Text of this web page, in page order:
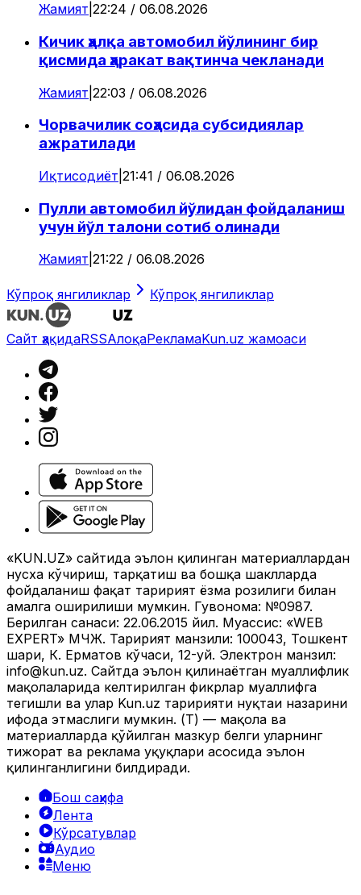
Жамият 22:24 / 06.08.2026
Кичик ҳалқа автомобил йўлининг бир
қисмида ҳаракат вақтинча чекланади
Жамият 22:03 / 06.08.2026
Чорвачилик соҳасида субсидиялар
ажратилади
Иқтисодиёт 21:41 / 06.08.2026
Пулли автомобил йўлидан фойдаланиш
учун йўл талони сотиб олинади
Жамият 21:22 / 06.08.2026
Кўпроқ янгиликлар Кўпроқ янгиликлар
Сайт ҳақидаRSSАлоқаРекламаKun.uz жамоаси
«KUN.UZ» сайтида эълон қилинган материаллардан
нусха кўчириш, тарқатиш ва бошқа шаклларда
фойдаланиш фақат таҳририят ёзма розилиги билан
амалга оширилиши мумкин. Гувоҳнома: №0987.
Берилган санаси: 22.06.2015 йил. Муассис: «WEB
EXPERT» МЧЖ. Таҳририят манзили: 100043, Тошкент
шаҳри, К. Ерматов кўчаси, 12-уй. Электрон манзил:
info@kun.uz. Сайтда эълон қилинаётган муаллифлик
мақолаларида келтирилган фикрлар муаллифга
тегишли ва улар Kun.uz таҳририяти нуқтаи назарини
ифода этмаслиги мумкин. (Т) — мақола ва
материалларда қўйилган мазкур белги уларнинг
тижорат ва реклама ҳуқуқлари асосида эълон
қилинганлигини билдиради.
Бош саҳифа
Лента
Кўрсатувлар
Аудио
Меню